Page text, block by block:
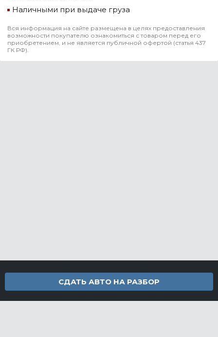
Наличными при выдаче груза
Вся информация на сайте размещена в целях предоставления
возможности покупателю ознакомиться с товаром перед его
приобретением, и не является публичной офертой (статья 437
ГК РФ).
СДАТЬ АВТО НА РАЗБОР